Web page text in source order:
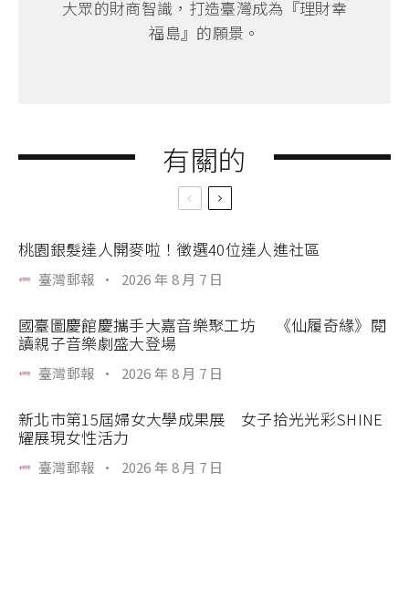
大眾的財商智識，打造臺灣成為『理財幸
福島』的願景。
有關的
桃園銀髮達人開麥啦！徵選40位達人進社區
臺灣郵報 · 2026 年 8 月 7 日
國臺圖慶館慶攜手大嘉音樂聚工坊 《仙履奇緣》閱
讀親子音樂劇盛大登場
臺灣郵報 · 2026 年 8 月 7 日
新北市第15屆婦女大學成果展 女子拾光光彩SHINE
耀展現女性活力
臺灣郵報 · 2026 年 8 月 7 日